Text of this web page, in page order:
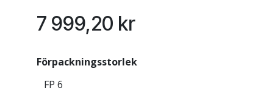
7 999,20 kr
Förpackningsstorlek